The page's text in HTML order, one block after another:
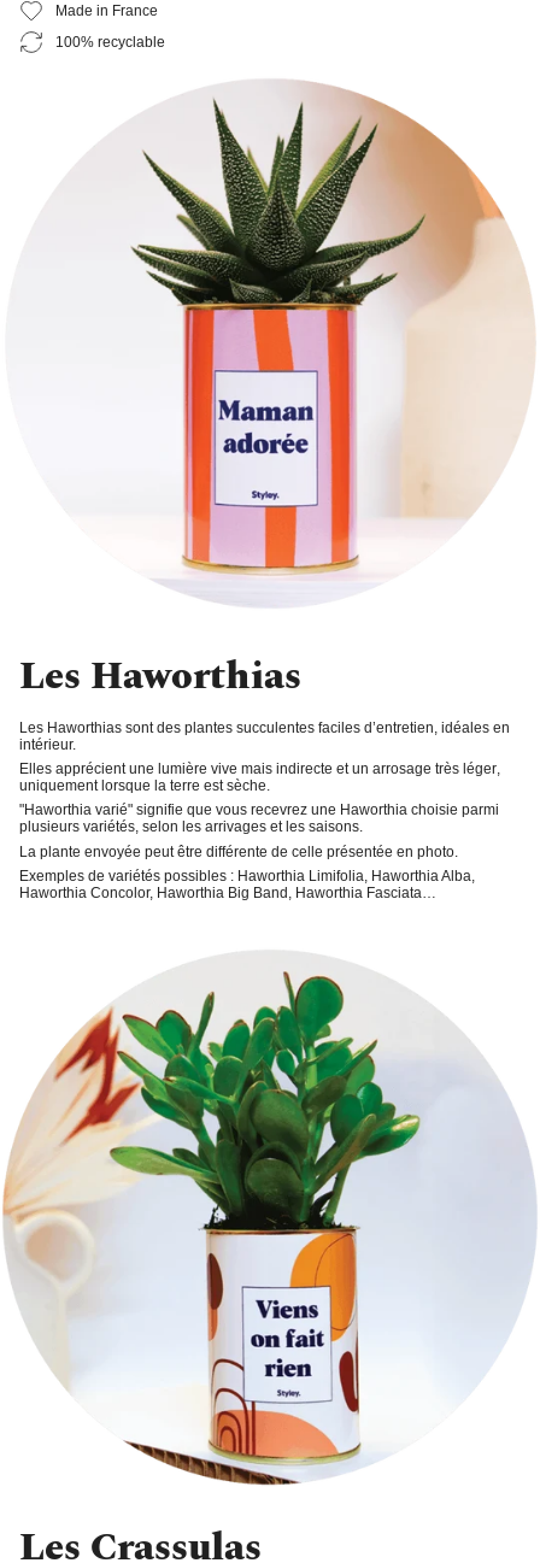
Made in France
100% recyclable
Les Haworthias
Les Haworthias sont des plantes succulentes faciles d’entretien, idéales en
intérieur.
Elles apprécient une lumière vive mais indirecte et un arrosage très léger,
uniquement lorsque la terre est sèche.
"Haworthia varié" signifie que vous recevrez une Haworthia choisie parmi
plusieurs variétés, selon les arrivages et les saisons.
La plante envoyée peut être différente de celle présentée en photo.
Exemples de variétés possibles : Haworthia Limifolia, Haworthia Alba,
Haworthia Concolor, Haworthia Big Band, Haworthia Fasciata…
Les Crassulas